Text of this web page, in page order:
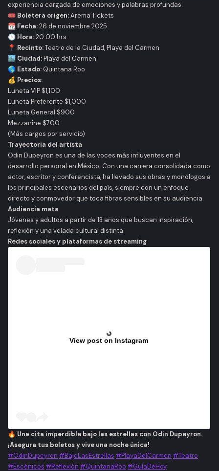
experiencia cargada de emociones y palabras profundas.
🎟️ Boletera origen:Arema Tickets
📆 Fecha:26 de noviembre 2025
🕒 Hora:20:00 hrs.
📍 Recinto:Teatro de la Ciudad, Playa del Carmen
🏙️ Ciudad:Playa del Carmen
🌎 Estado: Quintana Roo
💰 Precios:
Luneta VIP $1,100
Luneta Preferente $1,000
Luneta General $900
Mezzanine $700
(Más cargos por servicio)
Trayectoria del artista
Odin Dupeyron es una de las voces más influyentes en el
desarrollo personal en México. Con una carrera consolidada como
actor, escritor y conferencista, ha llevado sus obras y monólogos a
los principales escenarios del país, siempre con un enfoque
directo y conmovedor que toca fibras sensibles en su audiencia.
Audiencia meta
Jóvenes y adultos a partir de 13 años que buscan inspiración,
reflexión y una velada cultural distinta.
Redes sociales y plataformas de streaming
View post on Instagram
🔥 Una cita imperdible bajo las estrellas con Odin Dupeyron.
¡Asegura tus boletos y vive una noche única!
#OdinDupeyron #BajoLasEstrellas #PlayaDelCarmen #Teatro
#Escénicos #Reflexión #QuintanaRoo #GuíaDeHoy